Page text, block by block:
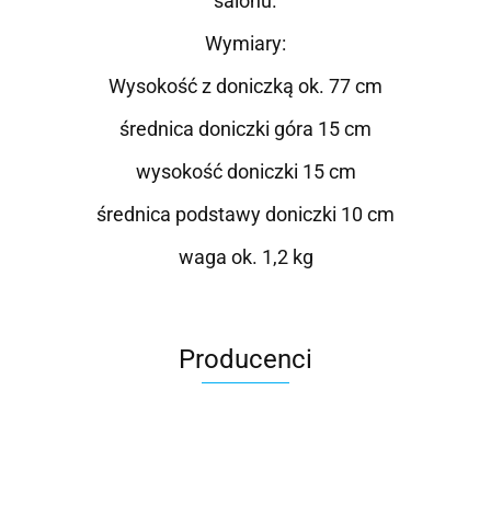
Wymiary:
Wysokość z doniczką ok. 77 cm
średnica doniczki góra 15 cm
wysokość doniczki 15 cm
średnica podstawy doniczki 10 cm
waga ok. 1,2 kg
Producenci